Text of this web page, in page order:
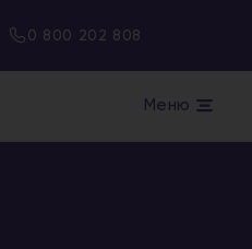
0 800 202 808
Меню